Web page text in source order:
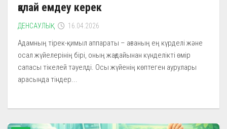
қалай емдеу керек
ДЕНСАУЛЫҚ 16.04.2026
Адамның тірек-қимыл аппараты – ағзаның ең күрделі және
осал жүйелерінің бірі, оның жағдайынан күнделікті өмір
сапасы тікелей тәуелді. Осы жүйенің көптеген аурулары
арасында тіндер...